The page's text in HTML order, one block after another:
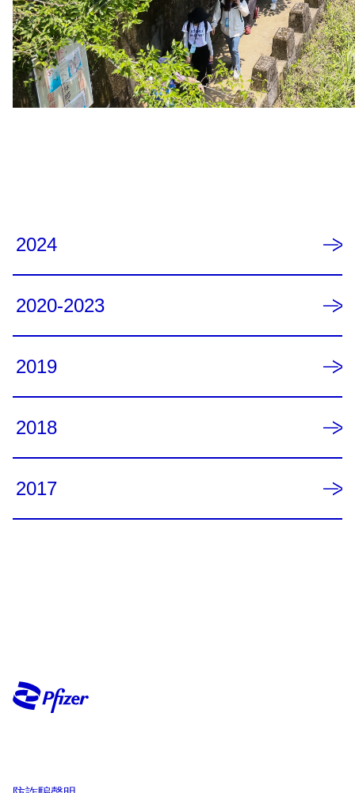
2024
2020-2023
2019
2018
2017